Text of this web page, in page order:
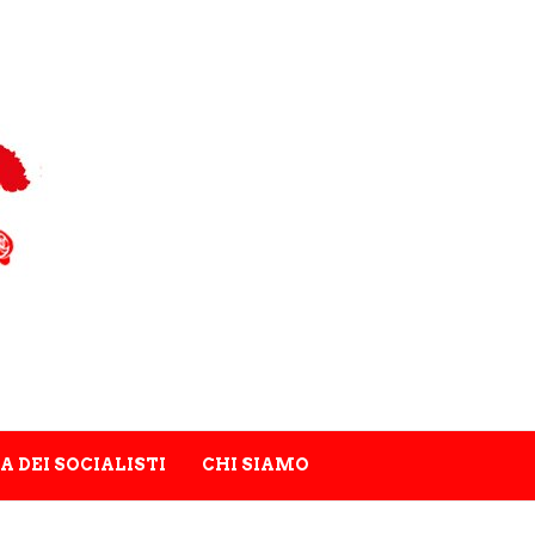
DEI SOCIALISTI CHI SIAMO